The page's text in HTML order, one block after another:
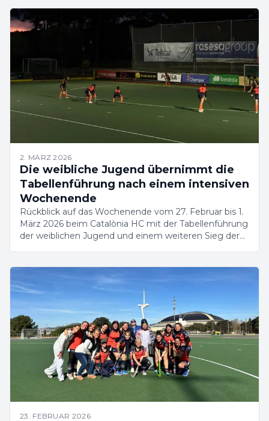
2. MÄRZ 2026
Die weibliche Jugend übernimmt die
Tabellenführung nach einem intensiven
Wochenende
Rückblick auf das Wochenende vom 27. Februar bis 1.
März 2026 beim Catalònia HC mit der Tabellenführung
der weiblichen Jugend und einem weiteren Sieg der
23. FEBRUAR 2026